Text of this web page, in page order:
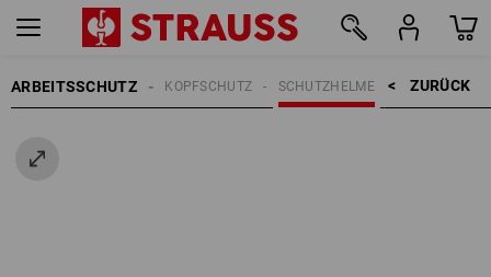
ARBEITSSCHUTZ ZURÜCK    >
SCHUTZHELME
KOPFSCHUTZ